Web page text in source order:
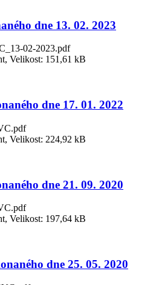
dne 13. 02. 2023
02-2023.pdf
Velikost: 151,61 kB
dne 17. 01. 2022
Velikost: 224,92 kB
dne 21. 09. 2020
Velikost: 197,64 kB
dne 25. 05. 2020